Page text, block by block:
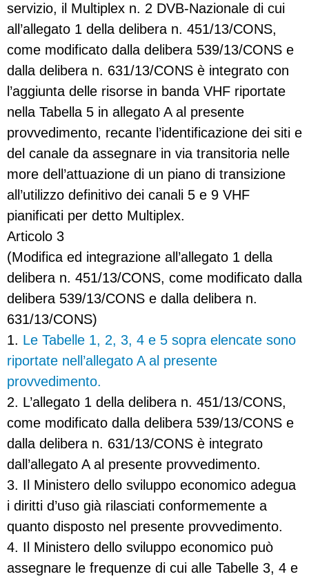
servizio, il Multiplex n. 2 DVB-Nazionale di cui
all’allegato 1 della delibera n. 451/13/CONS,
come modificato dalla delibera 539/13/CONS e
dalla delibera n. 631/13/CONS è integrato con
l’aggiunta delle risorse in banda VHF riportate
nella Tabella 5 in allegato A al presente
provvedimento, recante l’identificazione dei siti e
del canale da assegnare in via transitoria nelle
more dell’attuazione di un piano di transizione
all’utilizzo definitivo dei canali 5 e 9 VHF
pianificati per detto Multiplex.
Articolo 3
(Modifica ed integrazione all’allegato 1 della
delibera n. 451/13/CONS, come modificato dalla
delibera 539/13/CONS e dalla delibera n.
631/13/CONS)
1. Le Tabelle 1, 2, 3, 4 e 5 sopra elencate sono
riportate nell’allegato A al presente
provvedimento.
2. L’allegato 1 della delibera n. 451/13/CONS,
come modificato dalla delibera 539/13/CONS e
dalla delibera n. 631/13/CONS è integrato
dall’allegato A al presente provvedimento.
3. Il Ministero dello sviluppo economico adegua
i diritti d’uso già rilasciati conformemente a
quanto disposto nel presente provvedimento.
4. Il Ministero dello sviluppo economico può
assegnare le frequenze di cui alle Tabelle 3, 4 e